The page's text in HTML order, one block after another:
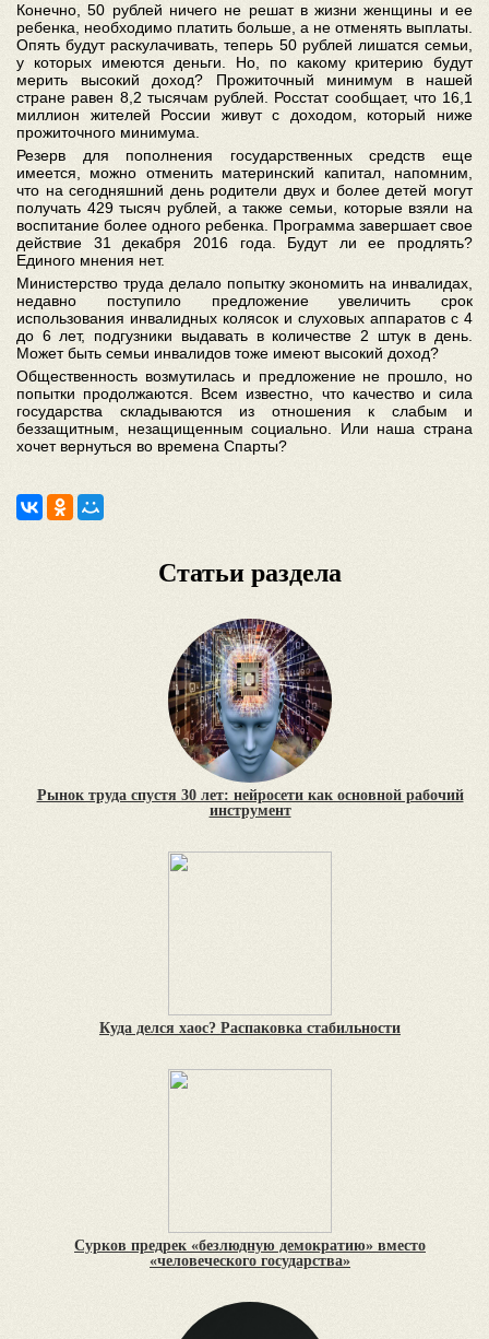
Конечно, 50 рублей ничего не решат в жизни женщины и ее
ребенка, необходимо платить больше, а не отменять выплаты.
Опять будут раскулачивать, теперь 50 рублей лишатся семьи,
у которых имеются деньги. Но, по какому критерию будут
мерить высокий доход? Прожиточный минимум в нашей
стране равен 8,2 тысячам рублей. Росстат сообщает, что 16,1
миллион жителей России живут с доходом, который ниже
прожиточного минимума.
Резерв для пополнения государственных средств еще
имеется, можно отменить материнский капитал, напомним,
что на сегодняшний день родители двух и более детей могут
получать 429 тысяч рублей, а также семьи, которые взяли на
воспитание более одного ребенка. Программа завершает свое
действие 31 декабря 2016 года. Будут ли ее продлять?
Единого мнения нет.
Министерство труда делало попытку экономить на инвалидах,
недавно поступило предложение увеличить срок
использования инвалидных колясок и слуховых аппаратов с 4
до 6 лет, подгузники выдавать в количестве 2 штук в день.
Может быть семьи инвалидов тоже имеют высокий доход?
Общественность возмутилась и предложение не прошло, но
попытки продолжаются. Всем известно, что качество и сила
государства складываются из отношения к слабым и
беззащитным, незащищенным социально. Или наша страна
хочет вернуться во времена Спарты?
Статьи раздела
Рынок труда спустя 30 лет: нейросети как основной рабочий
инструмент
Куда делся хаос? Распаковка стабильности
Сурков предрек «безлюдную демократию» вместо
«человеческого государства»